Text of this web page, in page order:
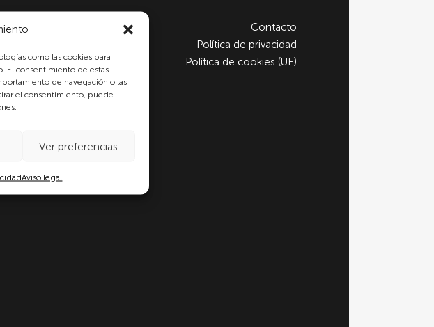
como las cookies para
El consentimiento de estas
de navegación o las
el consentimiento, puede
Ver preferencias
Aviso legal
Contacto
Política de privacidad
Política de cookies (UE)